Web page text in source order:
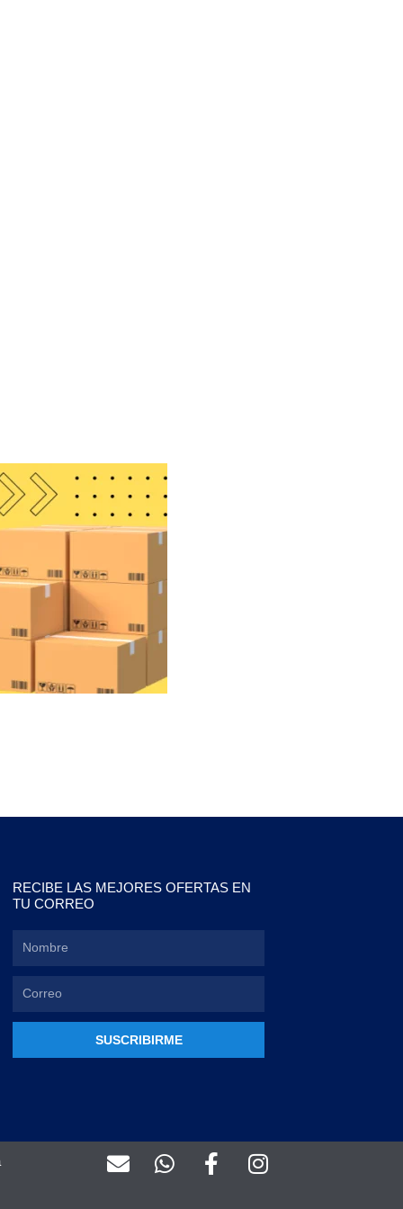
RECIBE LAS MEJORES OFERTAS EN
TU CORREO
SUSCRIBIRME
E
n
W
h
F
a
I
n